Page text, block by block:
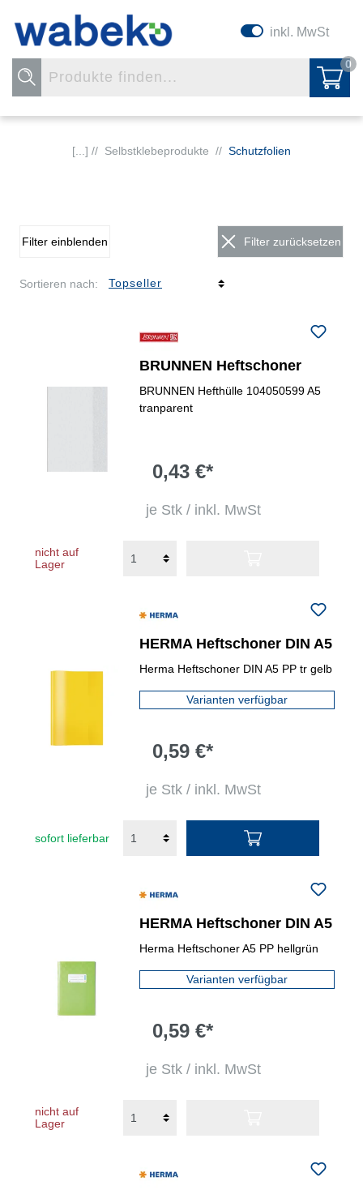
inkl. MwSt
0
[...] // Selbstklebeprodukte // Schutzfolien
Filter einblenden Filter zurücksetzen
Sortieren nach:
BRUNNEN Heftschoner
BRUNNEN Hefthülle 104050599 A5
tranparent
0,43 €*
je Stk / inkl. MwSt
nicht auf
Lager
HERMA Heftschoner DIN A5
Herma Heftschoner DIN A5 PP tr gelb
Varianten verfügbar
0,59 €*
je Stk / inkl. MwSt
sofort lieferbar
HERMA Heftschoner DIN A5
Herma Heftschoner A5 PP hellgrün
Varianten verfügbar
0,59 €*
je Stk / inkl. MwSt
nicht auf
Lager